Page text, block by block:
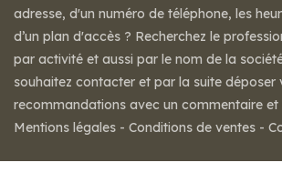
adresse, d'un numéro de téléphone, les
d’un plan d'accès ? Recherchez le
par activité et aussi par le nom de la
souhaitez contacter et par la suite déposer
recommandations avec un commentaire et
Mentions légales - Conditions de ventes -